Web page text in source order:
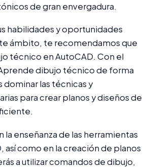
de gran envergadura.
habilidades y oportunidades
ámbito, te recomendamos que
técnico en AutoCAD. Con el
dibujo técnico de forma
dominar las técnicas y
para crear planos y diseños de
la enseñanza de las herramientas
así como en la creación de planos
a utilizar comandos de dibujo,